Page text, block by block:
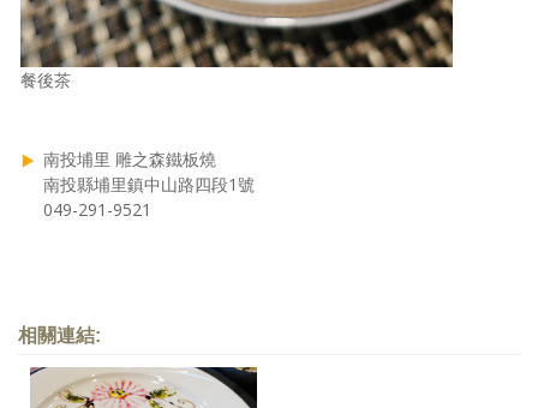
餐後茶
南投埔里 雕之森鐵板燒
南投縣埔里鎮中山路四段1號
049-291-9521
相關連結: